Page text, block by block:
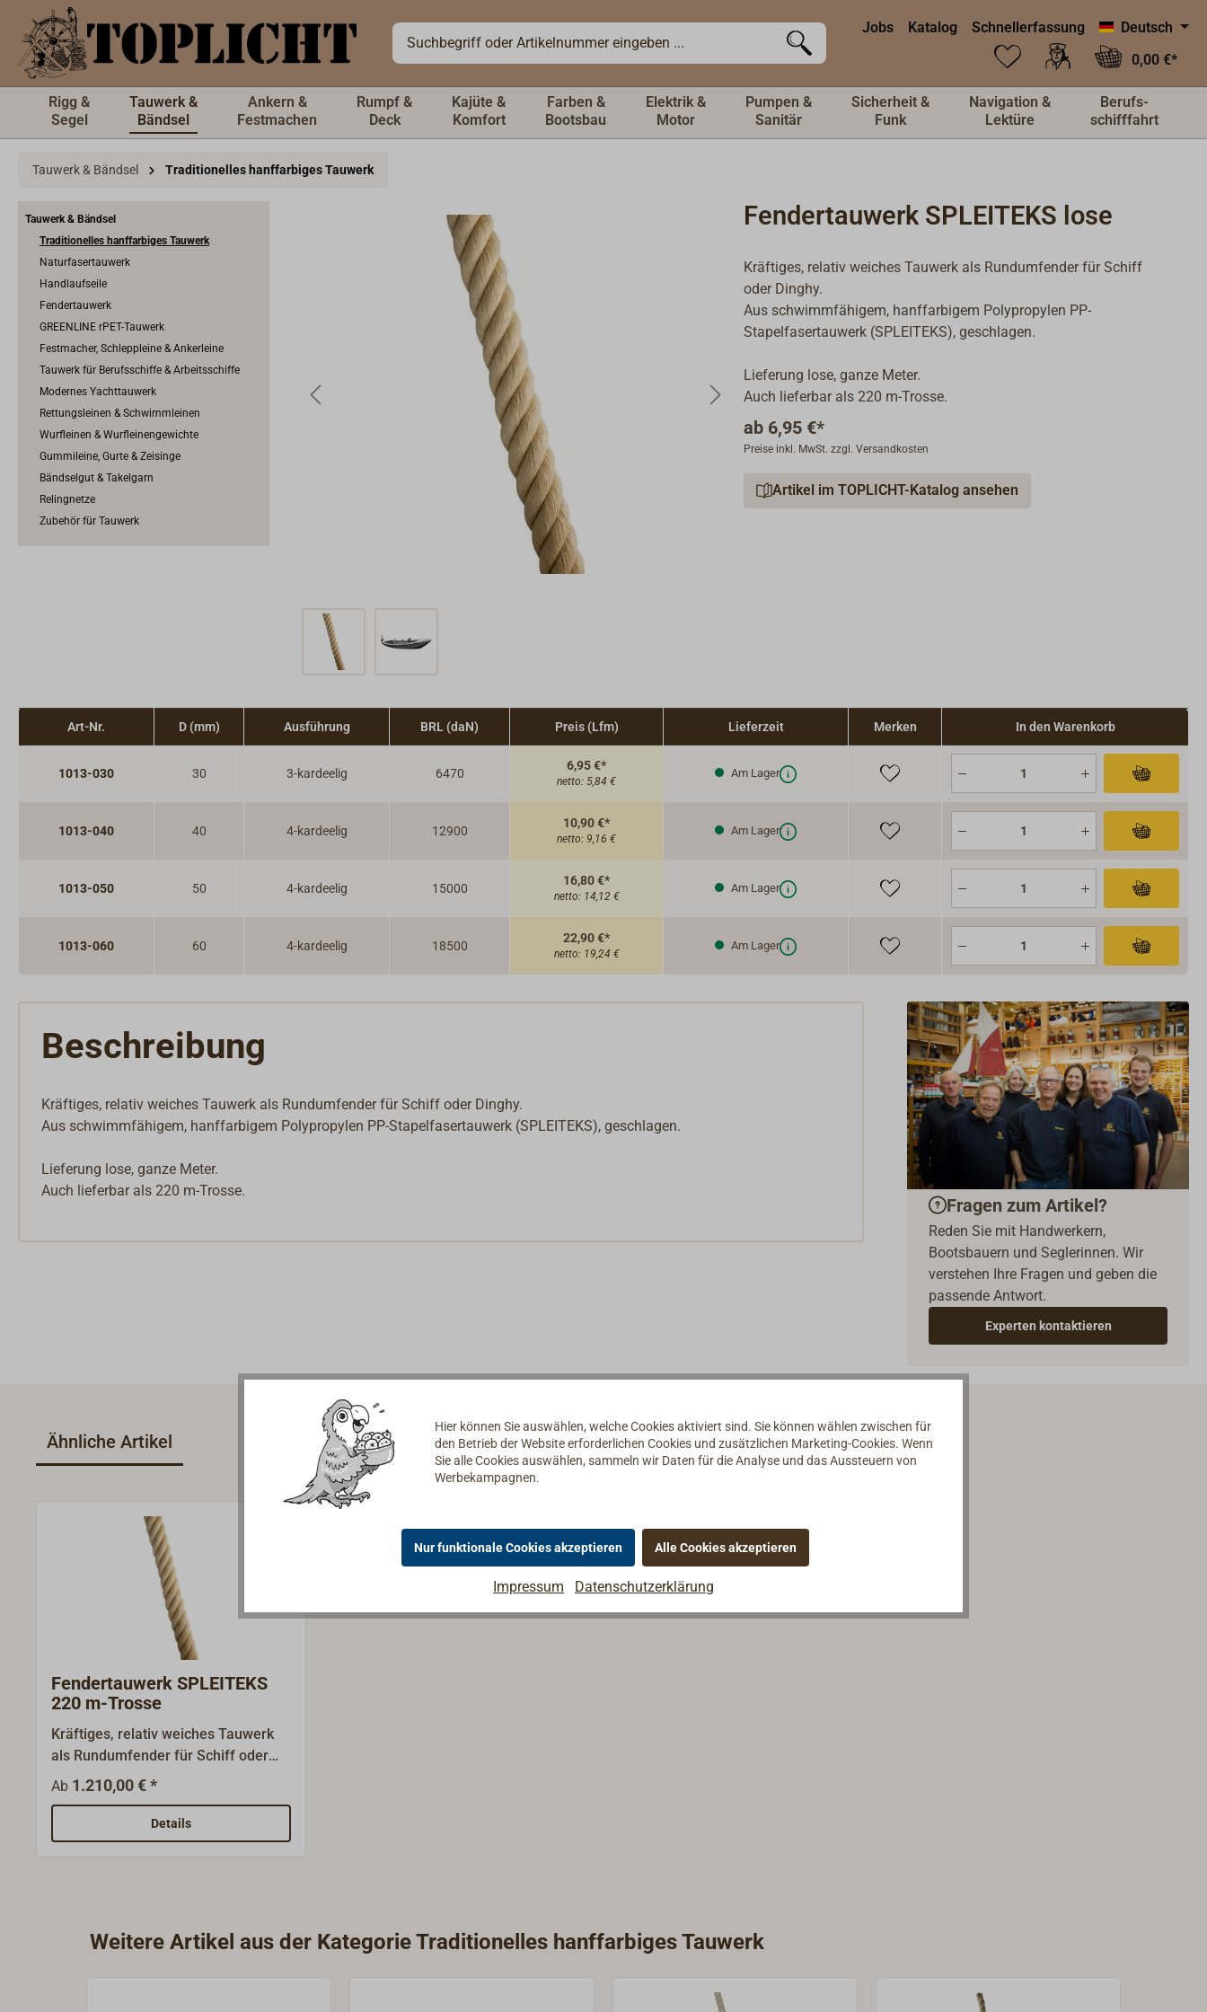
springen Jobs Katalog Schnellerfassung
Deutsch
0,00 €*
Rigg &
Segel
Tauwerk &
Bändsel
Ankern &
Festmachen
Rumpf &
Deck
Kajüte &
Komfort
Farben &
Bootsbau
Elektrik &
Motor
Pumpen &
Sanitär
Sicherheit &
Funk
Navigation &
Lektüre
Berufs-
schifffahrt
Tauwerk & Bändsel Traditionelles hanffarbiges Tauwerk
Tauwerk & Bändsel
Traditionelles hanffarbiges Tauwerk
Naturfasertauwerk
Handlaufseile
Fendertauwerk
GREENLINE rPET-Tauwerk
Festmacher, Schleppleine & Ankerleine
Tauwerk für Berufsschiffe & Arbeitsschiffe
Modernes Yachttauwerk
Rettungsleinen & Schwimmleinen
Wurfleinen & Wurfleinengewichte
Gummileine, Gurte & Zeisinge
Bändselgut & Takelgarn
Relingnetze
Zubehör für Tauwerk
Fendertauwerk SPLEITEKS lose
Kräftiges, relativ weiches Tauwerk als Rundumfender für Schiff
oder Dinghy.
Aus schwimmfähigem, hanffarbigem Polypropylen PP-
Stapelfasertauwerk (SPLEITEKS), geschlagen.
Lieferung lose, ganze Meter.
Auch lieferbar als 220 m-Trosse.
ab 6,95 €*
Preise inkl. MwSt. zzgl. Versandkosten
Artikel im TOPLICHT-Katalog ansehen
Art-Nr. D (mm) Ausführung BRL (daN) Preis (Lfm) Lieferzeit Merken In den Warenkorb
1013-030 30 3-kardeelig 6470
6,95 €*
netto: 5,84 €
Am Lager
1013-040 40 4-kardeelig 12900
10,90 €*
netto: 9,16 €
Am Lager
1013-050 50 4-kardeelig 15000
16,80 €*
netto: 14,12 €
Am Lager
1013-060 60 4-kardeelig 18500
22,90 €*
netto: 19,24 €
Am Lager
Beschreibung
Kräftiges, relativ weiches Tauwerk als Rundumfender für Schiff oder Dinghy.
Aus schwimmfähigem, hanffarbigem Polypropylen PP-Stapelfasertauwerk (SPLEITEKS), geschlagen.
Lieferung lose, ganze Meter.
Auch lieferbar als 220 m-Trosse.
Fragen zum Artikel?
Reden Sie mit Handwerkern,
Bootsbauern und Seglerinnen. Wir
verstehen Ihre Fragen und geben die
passende Antwort.
Experten kontaktieren
Ähnliche Artikel
Fendertauwerk SPLEITEKS
220 m-Trosse
Kräftiges, relativ weiches Tauwerk
als Rundumfender für Schiff oder
Dinghy.Aus schwimmfähigem,
hanffarbigem Polypropylen PP-
Stapelfasertauwerk (SPLEITEKS),
geschlagen. Lieferung als 220m-
Ab 1.210,00 € *
Details
Weitere Artikel aus der Kategorie Traditionelles hanffarbiges Tauwerk
Hier können Sie auswählen, welche Cookies aktiviert sind. Sie können wählen zwischen für
den Betrieb der Website erforderlichen Cookies und zusätzlichen Marketing-Cookies. Wenn
Sie alle Cookies auswählen, sammeln wir Daten für die Analyse und das Aussteuern von
Werbekampagnen.
Nur funktionale Cookies akzeptieren Alle Cookies akzeptieren
Impressum Datenschutzerklärung